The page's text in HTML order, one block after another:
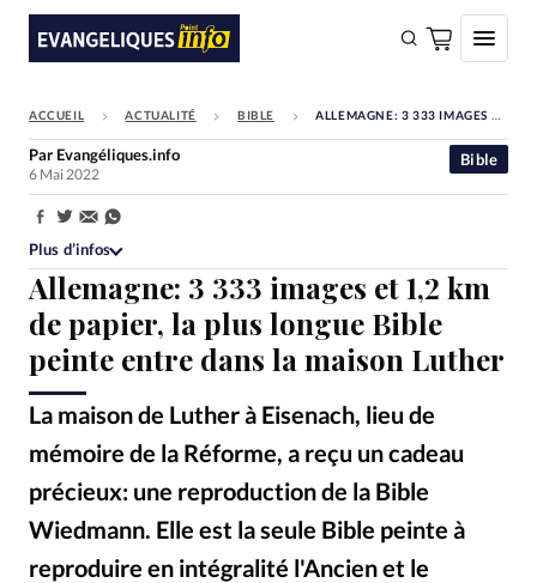
FAIRE UN DON
Faire un don
Eglises
Société
Monde
Bible
Toute l'actualité
Se connecter
Devise:CHF
RUBRIQUES
Toute l'actualité Bible Culture
Economie
ACCUEIL ACTUALITÉ BIBLE ALLEMAGNE: 3 333 IMAGES ET 1,2 KM DE PAPIER, LA PLUS LONGUE BIBLE PEINTE ENTRE DANS LA MAISON LUTHER
Allemagne: 3 333 images et 1,2 km
de papier, la plus longue Bible
peinte entre dans la maison Luther
La maison de Luther à Eisenach, lieu de
mémoire de la Réforme, a reçu un cadeau
précieux: une reproduction de la Bible
Wiedmann. Elle est la seule Bible peinte à
reproduire en intégralité l'Ancien et le
Bible
Par Evangéliques.info
6 Mai 2022
Partager:
Plus d’infos